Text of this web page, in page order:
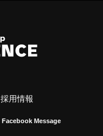
採用情報
Facebook Message